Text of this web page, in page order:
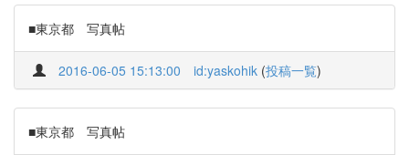
■東京都 写真帖
2016-06-05 15:13:00 id:yaskohik (投稿一覧)
■東京都 写真帖